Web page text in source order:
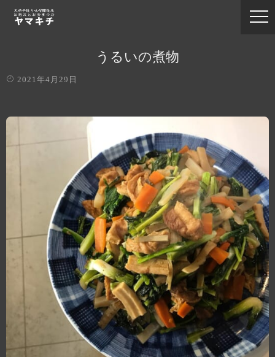
うるいの煮物
2021年4月29日